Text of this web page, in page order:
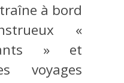
à bord
«
» et
voyages